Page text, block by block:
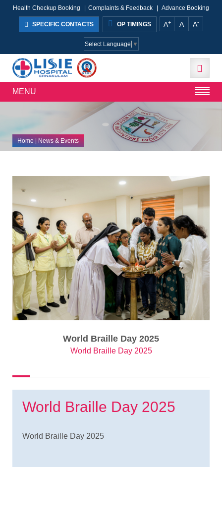
Health Checkup Booking Complaints & Feedback Advance Booking
SPECIFIC CONTACTS OP TIMINGS A+ A A-
Select Language ▼
MENU
Home| News & Events
World Braille Day 2025
World Braille Day 2025
World Braille Day 2025
World Braille Day 2025